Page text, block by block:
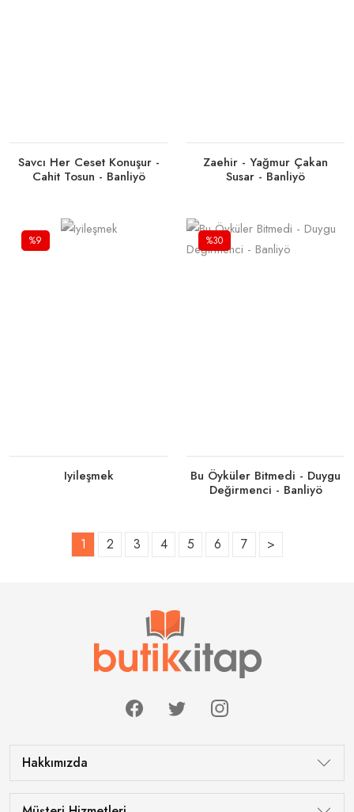
Savcı Her Ceset Konuşur -
Cahit Tosun - Banliyö
Zaehir - Yağmur Çakan
Susar - Banliyö
Tükendi
%9
Iyileşmek
Tükendi
%30
Bu Öyküler Bitmedi - Duygu
Değirmenci - Banliyö
1 2 3 4 5 6 7 >
Hakkımızda